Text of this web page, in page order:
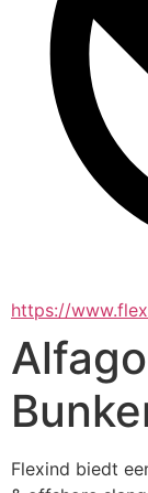
https://
Flexind biedt